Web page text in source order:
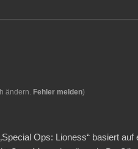
ändern. Fehler melden)
Ops: Lioness“ basiert